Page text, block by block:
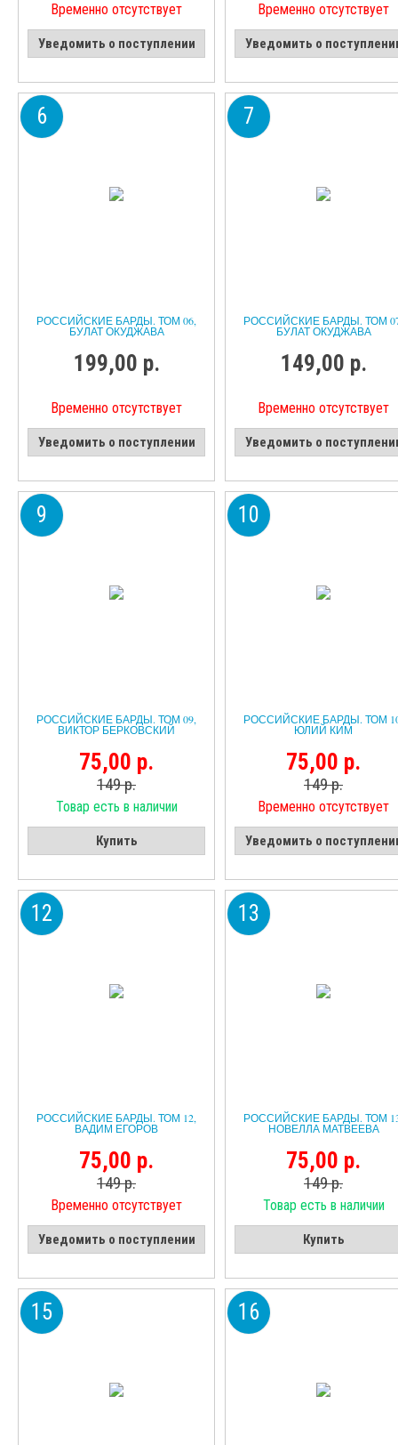
Временно отсутствует
Уведомить о поступлении
Временно отсутствует
Уведомить о
6
РОССИЙСКИЕ БАРДЫ. ТОМ 06,
БУЛАТ ОКУДЖАВА
199,00 р.
Временно отсутствует
Уведомить о поступлении
7
РОССИЙСКИЕ БАРДЫ. ТОМ
БУЛАТ ОКУДЖАВА
149,00 р.
Временно отсутствует
Уведомить о
9
РОССИЙСКИЕ БАРДЫ. ТОМ 09,
ВИКТОР БЕРКОВСКИЙ
75,00 р.
149 р.
Товар есть в наличии
Купить
10
РОССИЙСКИЕ БАРДЫ. ТОМ
ЮЛИЙ КИМ
75,00 р.
149 р.
Временно отсутствует
Уведомить о
12
РОССИЙСКИЕ БАРДЫ. ТОМ 12,
ВАДИМ ЕГОРОВ
75,00 р.
149 р.
Временно отсутствует
Уведомить о поступлении
13
РОССИЙСКИЕ БАРДЫ. ТОМ
НОВЕЛЛА МАТВЕЕВА
75,00 р.
149 р.
Товар есть в наличии
Купить
15 16